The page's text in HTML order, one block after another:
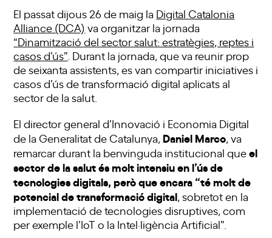
El passat dijous 26 de maig la Digital Catalonia
Alliance (DCA) va organitzar la jornada
“Dinamització del sector salut: estratègies, reptes i
casos d’ús” . Durant la jornada, que va reunir prop
de seixanta assistents, es van compartir iniciatives i
casos d’ús de transformació digital aplicats al
sector de la salut.
El director general d’Innovació i Economia Digital
de la Generalitat de Catalunya, Daniel Marco , va
remarcar durant la benvinguda institucional queel
sector de la salut és molt intensiu en l’ús de
tecnologies digitals, però que encara “té molt de
potencial de transformaciódigital , sobretot en la
implementació de tecnologies disruptives, com
per exemple l’IoT o la Intel·ligència Artificial”.